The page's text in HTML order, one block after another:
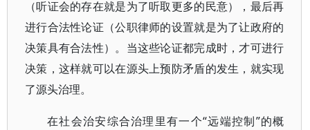
（听证会的存在就是为了听取更多的民意），最后再
进行合法性论证（公职律师的设置就是为了让政府的
决策具有合法性）。当这些论证都完成时，才可进行
决策，这样就可以在源头上预防矛盾的发生，就实现
了源头治理。
在社会治安综合治理里有一个“远端控制”的概